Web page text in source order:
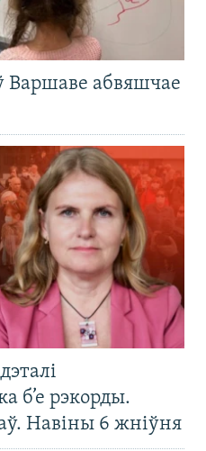
Варшаве абвяшчае
б’е рэкорды.
Навіны 6 жніўня